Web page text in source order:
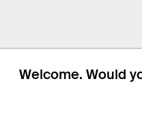
Welcome. Would